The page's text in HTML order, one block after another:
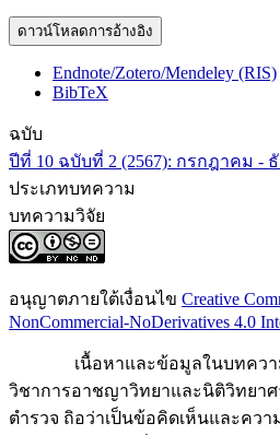
ดาวน์โหลดการอ้างอิง
Endnote/Zotero/Mendeley (RIS)
BibTeX
ฉบับ
ปีที่ 10 ฉบับที่ 2 (2567): กรกฎาคม -
ประเภทบทความ
บทความวิจัย
อนุญาตภายใต้เงื่อนไข Creative
NonCommercial-NoDerivatives 4.0
เนื้อหาและข้อมูลในบทความ
วิชาการอาชญาวิทยาและนิติวิทยาศ
ตำรวจ ถิอว่าเป็นข้อคิดเห็นและคว